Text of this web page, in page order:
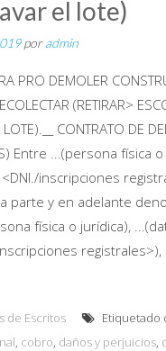
el lote)
poradmin
PRO DEMOLER
(RETIRAR>
CONTRATO DE
Entre ...(persona física o
inscripciones
parte y en adelante
física o jurídica),
registrales>),
de Escritos
Etiquetado
, cobro, daños y perjuicios,